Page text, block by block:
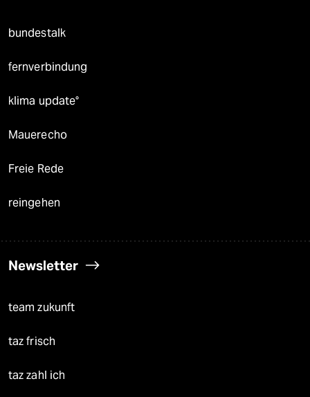
bundestalk
fernverbindung
klima update°
Mauerecho
Freie Rede
reingehen
Newsletter
team zukunft
taz frisch
taz zahl ich